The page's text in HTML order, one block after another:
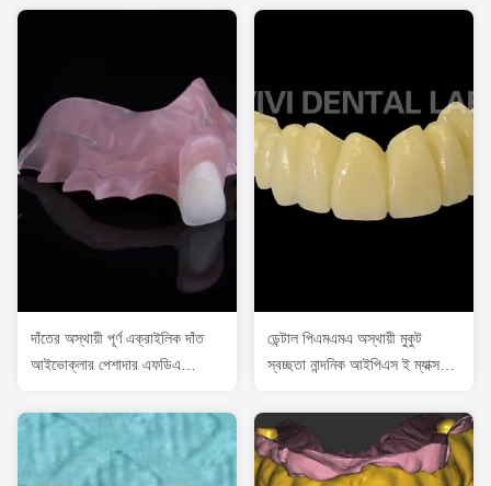
দাঁতের অস্থায়ী পূর্ণ এক্রাইলিক দাঁত
আইভোক্লার পেশাদার এফডিএ
ডেন্টাল পিএমএমএ অস্থায়ী মুকুট
স্বচ্ছতা নান্দনিক আইপিএস ই ম্যাক্স